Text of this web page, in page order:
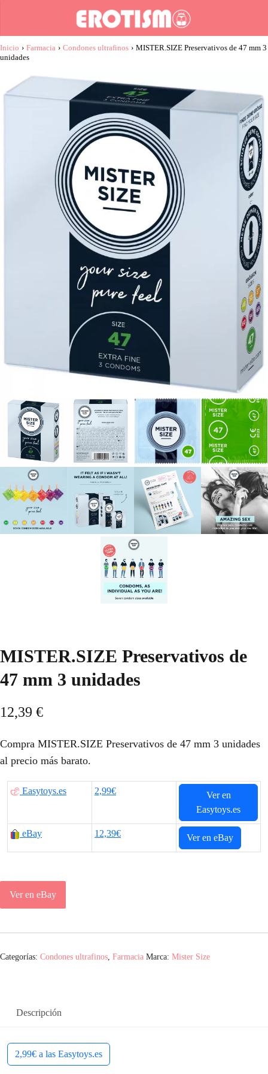
Inicio › Farmacia › Condones ultrafinos › MISTER.SIZE Preservativos de 47 mm 3
unidades
MISTER.SIZE Preservativos de
47 mm 3 unidades
12,39 €
Compra MISTER.SIZE Preservativos de 47 mm 3 unidades
al precio más barato.
Easytoys.es 2,99€
Ver en
Easytoys.es
eBay 12,39€ Ver en eBay
Ver en eBay
Categorías: Condones ultrafinos, Farmacia Marca: Mister Size
Descripción
2,99€ a las Easytoys.es